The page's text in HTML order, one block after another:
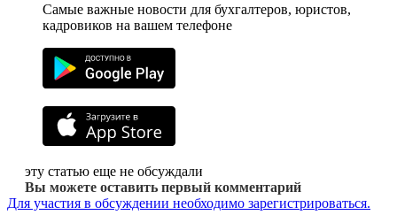
Самые важные новости для бухгалтеров, юристов,
кадровиков на вашем телефоне
эту статью еще не обсуждали
Вы можете оставить первый комментарий
Для участия в обсуждении необходимо зарегистрироваться.